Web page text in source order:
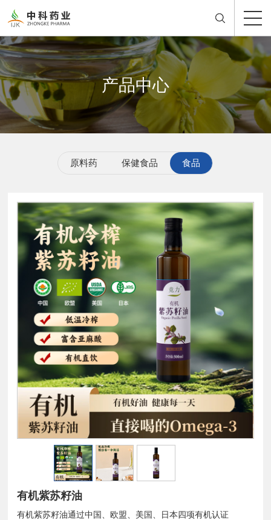
产品中心
原料药 保健食品 食品
有机紫苏籽油
有机紫苏籽油通过中国、欧盟、美国、日本四项有机认证